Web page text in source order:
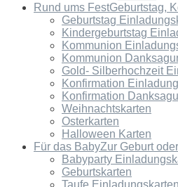
Rund ums FestGeburtstag,
Geburtstag
Kindergeburtstag
Kommunion
Kommunion
Gold- Silberhochzeit
Konfirmation
Konfirmation
Weihnachtskarten
Osterkarten
Halloween Karten
Für das BabyZur Geburt
Babyparty
Geburtskarten
Taufe Einladungskarten